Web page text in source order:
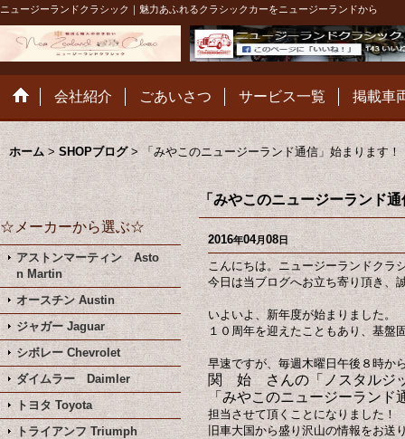
ニュージーランドクラシック｜魅力あふれるクラシックカーをニュージーランドから
会社紹介 ごあいさつ サービス一覧 掲載車
ホーム > SHOPブログ > 「みやこのニュージーランド通信」始まります！
☆メーカーから選ぶ☆
アストンマーティン Asto
n Martin
オースチン Austin
ジャガー Jaguar
シボレー Chevrolet
ダイムラー Daimler
トヨタ Toyota
トライアンフ Triumph
「みやこのニュージーランド
2016年04月08日
こんにちは。ニュージーランドク
今日は当ブログへお立ち寄り頂き、
いよいよ、新年度が始まりました。
１０周年を迎えたこともあり、基盤
早速ですが、毎週木曜日午後８時か
関 始 さんの「ノスタルジ
「みやこのニュージーラン
担当させて頂くことになりました！
旧車大国から盛り沢山の情報をお送